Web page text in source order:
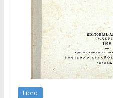
Libro